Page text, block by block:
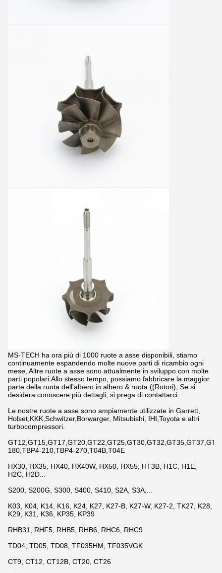
MS-TECH ha ora più di 1000 ruote a asse disponibili, stiamo
continuamente espandendo molte nuove parti di ricambio ogni
mese, Altre ruote a asse sono attualmente in sviluppo con molte
parti popolari.Allo stesso tempo, possiamo fabbricare la maggior
parte della ruota dell'albero in albero & ruota ((Rotori), Se si
desidera conoscere più dettagli, si prega di contattarci.
Le nostre ruote a asse sono ampiamente utilizzate in Garrett,
Holset,KKK,Schwitzer,Borwarger, Mitsubishi, IHI,Toyota e altri
turbocompressori.
180,TBP4-210,TBP4-270,T04B,T04E
HX30, HX35, HX40, HX40W, HX50, HX55, HT3B, H1C, H1E,
H2C, H2D...
S200, S200G, S300, S400, S410, S2A, S3A,...
K03, K04, K14, K16, K24, K27, K27-B, K27-W, K27-2, TK27, K28,
K29, K31, K36, KP35, KP39
RHB31, RHF5, RHB5, RHB6, RHC6, RHC9
TD04, TD05, TD08, TF035HM, TF035VGK
CT9, CT12, CT12B, CT20, CT26